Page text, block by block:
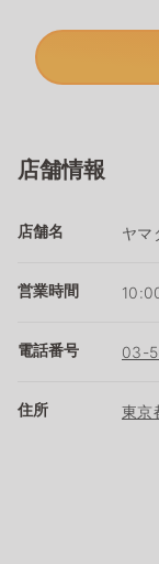
店舗情報
店舗名 ヤマ
営業時間
電話番号 03-
住所 東京